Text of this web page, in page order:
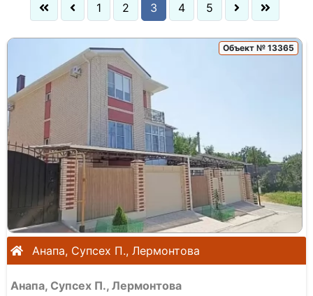
1 2 3 4 5
Объект № 13365
Анапа, Супсех П., Лермонтова
Анапа, Супсех П., Лермонтова